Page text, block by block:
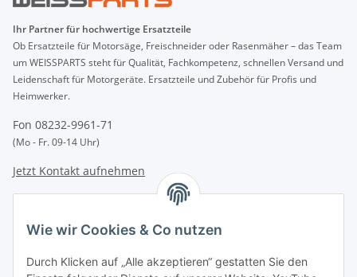
Ihr Partner für hochwertige Ersatzteile
Ob Ersatzteile für Motorsäge, Freischneider oder Rasenmäher – das Team
um WEISSPARTS steht für Qualität, Fachkompetenz, schnellen Versand und
Leidenschaft für Motorgeräte. Ersatzteile und Zubehör für Profis und
Heimwerker.
Fon 08232-9961-71
(Mo - Fr. 09-14 Uhr)
Jetzt Kontakt aufnehmen
Wie wir Cookies & Co nutzen
Durch Klicken auf „Alle akzeptieren“ gestatten Sie den